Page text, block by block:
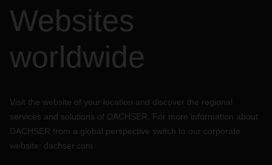
Websites
worldwide
Visit the website of your location and discover the regional
services and solutions of DACHSER. For more information about
DACHSER from a global perspective switch to our corporate
website: dachser.com